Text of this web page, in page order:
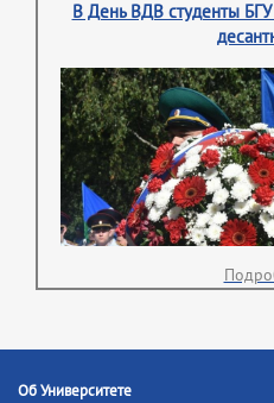
В День ВДВ студенты
Об Университете